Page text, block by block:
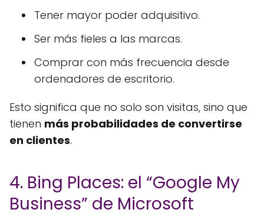
Tener mayor poder adquisitivo.
Ser más fieles a las marcas.
Comprar con más frecuencia desde
ordenadores de escritorio.
Esto significa que no solo son visitas, sino que
tienen más probabilidades de convertirse
en clientes.
4. Bing Places: el “Google My
Business” de Microsoft